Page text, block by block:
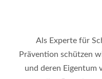
Als Experte für
Prävention schützen
und deren Eigentum